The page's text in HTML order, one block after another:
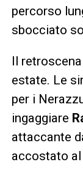
percorso
sbocciato
Il
estate. Le
per i
ingaggiare
attaccante
accostato